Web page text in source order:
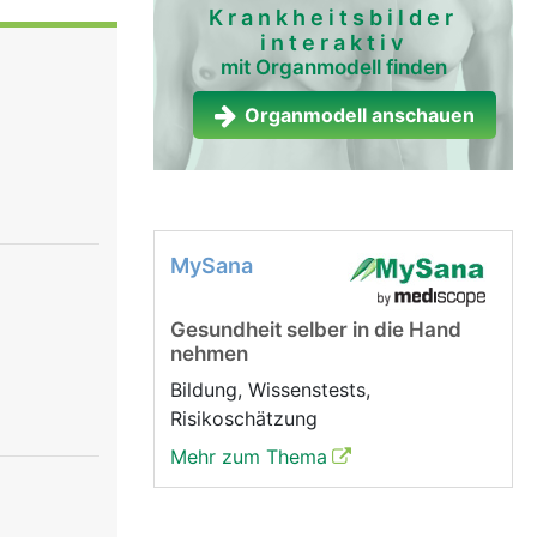
das
Krankheitsbilder
interaktiv
mit Organmodell finden
Organmodell anschauen
MySana
Gesundheit selber in die Hand
nehmen
Bildung, Wissenstests,
Risikoschätzung
Mehr zum Thema